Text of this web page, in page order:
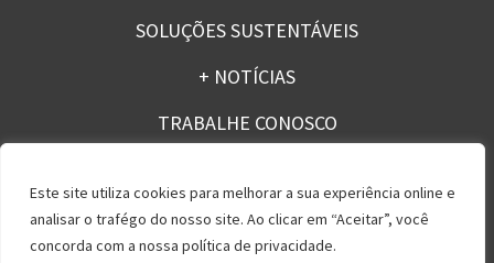
Este site utiliza cookies para melhorar a sua experiência online e
analisar o trafégo do nosso site. Ao clicar em “Aceitar”, você
concorda com a nossa política de privacidade.
SOLUÇÕES SUSTENTÁVEIS
+ NOTÍCIAS
TRABALHE CONOSCO